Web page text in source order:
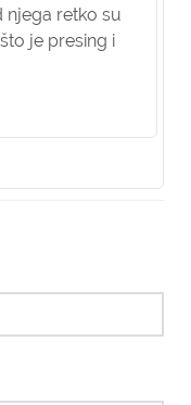
njega retko su
je presing i